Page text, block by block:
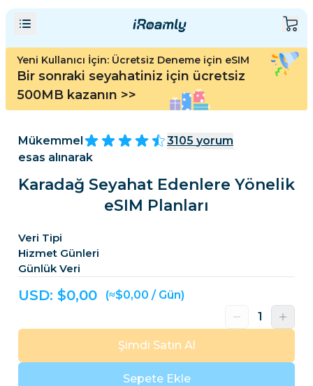
Yeni Kullanıcı İçin: Ücretsiz Deneme için eSIM
Bir sonraki seyahatiniz için ücretsiz
500MB kazanın >>
Mükemmel 3105 yorum
esas alınarak
Karadağ Seyahat Edenlere Yönelik
eSIM Planları
Veri Tipi
Hizmet Günleri
Günlük Veri
USD: $0,00 (≈$0,00 / Gün)
Sepete Ekle
Şimdi Satın Al